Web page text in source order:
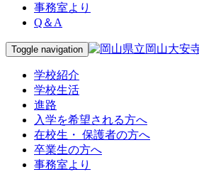
事務室より
Q＆A
Toggle navigation
学校紹介
学校生活
進路
入学を希望される方へ
在校生・ 保護者の方へ
卒業生の方へ
事務室より